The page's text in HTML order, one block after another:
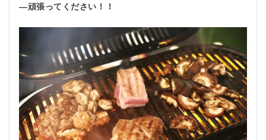
―頑張ってください！！